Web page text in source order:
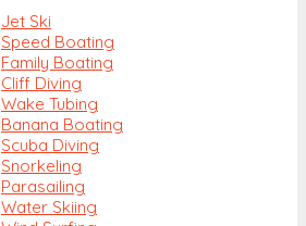
Jet Ski
Speed Boating
Family Boating
Cliff Diving
Wake Tubing
Banana Boating
Scuba Diving
Snorkeling
Parasailing
Water Skiing